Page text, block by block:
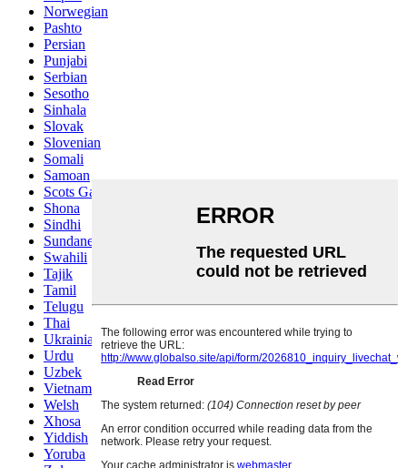
Norwegian
Pashto
Persian
Punjabi
Serbian
Sesotho
Sinhala
Slovak
Slovenian
Somali
Samoan
Scots Gaelic
Shona
Sindhi
Sundanese
Swahili
Tajik
Tamil
Telugu
Thai
Ukrainian
Urdu
Uzbek
Vietnamese
Welsh
Xhosa
Yiddish
Yoruba